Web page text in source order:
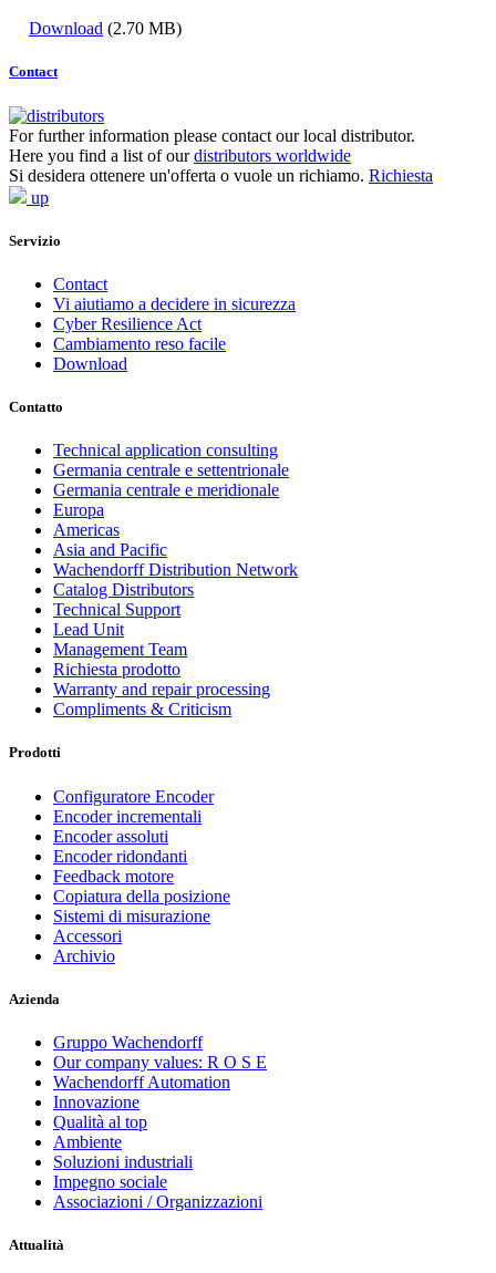
Download (2.70 MB)
Contact
For further information please contact our local distributor.
Here you find a list of ourdistributors worldwide
Si desidera ottenere un'offerta o vuole un richiamo. Richiesta
up
Servizio
Contact
Vi aiutiamo a decidere in sicurezza
Cyber Resilience Act
Cambiamento reso facile
Download
Contatto
Technical application consulting
Germania centrale e settentrionale
Germania centrale e meridionale
Europa
Americas
Asia and Pacific
Wachendorff Distribution Network
Catalog Distributors
Technical Support
Lead Unit
Management Team
Richiesta prodotto
Warranty and repair processing
Compliments & Criticism
Prodotti
Configuratore Encoder
Encoder incrementali
Encoder assoluti
Encoder ridondanti
Feedback motore
Copiatura della posizione
Sistemi di misurazione
Accessori
Archivio
Azienda
Gruppo Wachendorff
Our company values: R O S E
Wachendorff Automation
Innovazione
Qualità al top
Ambiente
Soluzioni industriali
Impegno sociale
Associazioni / Organizzazioni
Attualità